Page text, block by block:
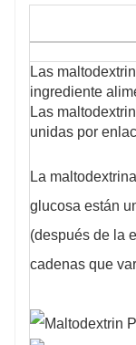
peculiar, fácil
baja
portador, buena
maltodextrina
polisacáridos y
oligoelementos
metabolismo
Las
ingrediente
Las
unidas por
La
glucosa están
(después de la
cadenas que